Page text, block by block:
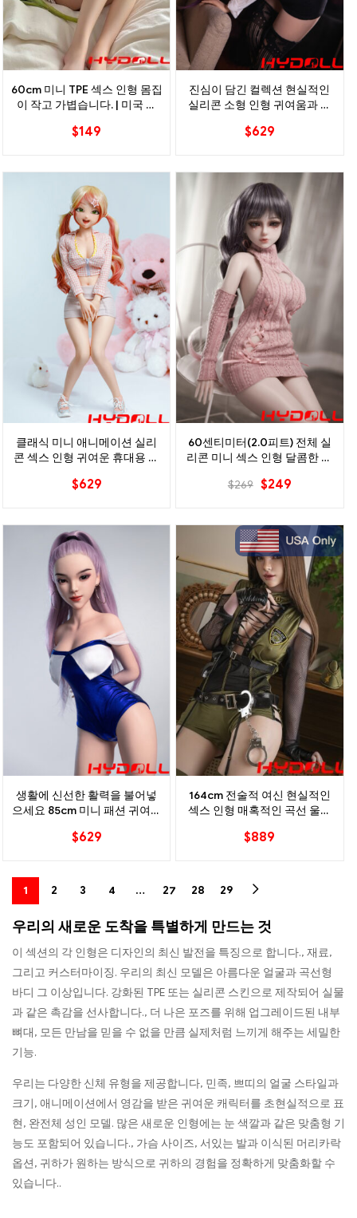
60cm 미니 TPE 섹스 인형 몸집
이 작고 가볍습니다. | 미국 재
$149
진심이 담긴 컬렉션 현실적인
실리콘 소형 인형 귀여움과 관
$629
클래식 미니 애니메이션 실리
콘 섹스 인형 귀여운 휴대용 일
$629
60센티미터(2.0피트) 전체 실
리콘 미니 섹스 인형 달콤한 소
$269 $249
생활에 신선한 활력을 불어넣
으세요 85cm 미니 패션 귀여운
$629
164cm 전술적 여신 현실적인
섹스 인형 매혹적인 곡선 울트
$889
1 2 3 4 … 27 28 29
우리의 새로운 도착을 특별하게 만드는 것
이 섹션의 각 인형은 디자인의 최신 발전을 특징으로 합니다., 재료,
그리고 커스터마이징. 우리의 최신 모델은 아름다운 얼굴과 곡선형
바디 그 이상입니다. 강화된 TPE 또는 실리콘 스킨으로 제작되어 실물
과 같은 촉감을 선사합니다., 더 나은 포즈를 위해 업그레이드된 내부
뼈대, 모든 만남을 믿을 수 없을 만큼 실제처럼 느끼게 해주는 세밀한
기능.
우리는 다양한 신체 유형을 제공합니다, 민족, 쁘띠의 얼굴 스타일과
크기, 애니메이션에서 영감을 받은 귀여운 캐릭터를 초현실적으로 표
현, 완전체 성인 모델. 많은 새로운 인형에는 눈 색깔과 같은 맞춤형 기
능도 포함되어 있습니다., 가슴 사이즈, 서있는 발과 이식된 머리카락
옵션, 귀하가 원하는 방식으로 귀하의 경험을 정확하게 맞춤화할 수
있습니다..